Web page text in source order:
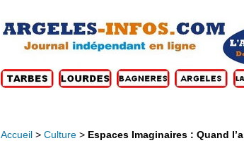
Accueil > Culture > Espaces Imaginaires : Quand